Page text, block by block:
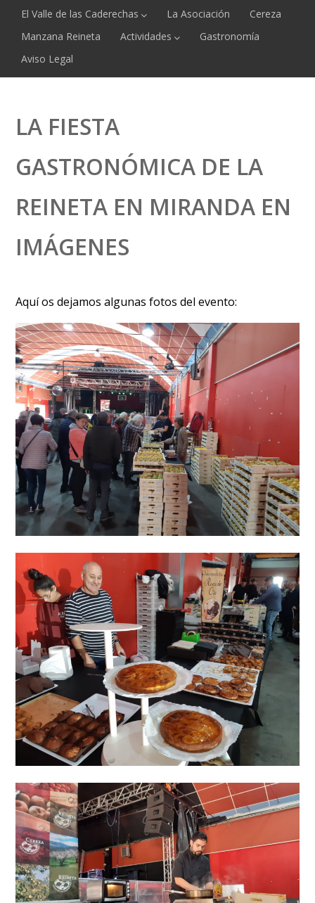
El Valle de las Caderechas La Asociación
Cereza
Manzana Reineta
Actividades
Gastronomía
Aviso Legal
LA FIESTA
GASTRONÓMICA DE LA
REINETA EN MIRANDA EN
IMÁGENES
Aquí os dejamos algunas fotos del evento: